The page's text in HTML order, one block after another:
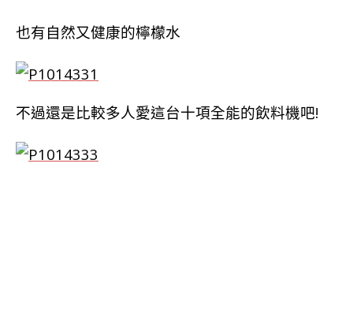
也有自然又健康的檸檬水
不過還是比較多人愛這台十項全能的飲料機吧!